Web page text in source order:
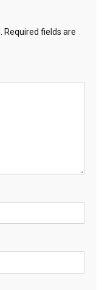
Required fields are